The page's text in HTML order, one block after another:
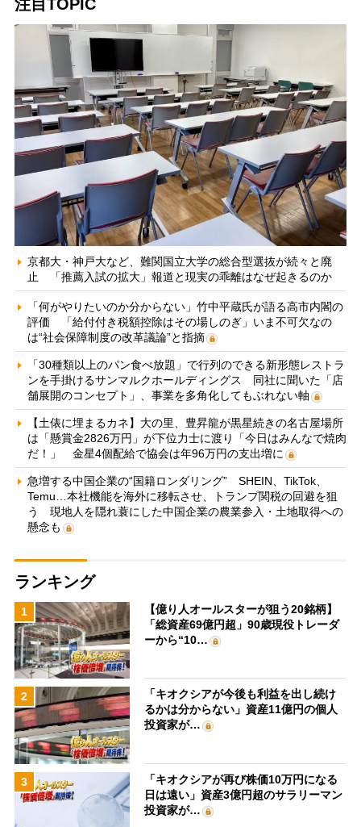
注目TOPIC
京都大・神戸大など、難関国立大学の総合型選抜が続々と廃
止 「推薦入試の拡大」報道と現実の乖離はなぜ起きるのか
「何がやりたいのか分からない」竹中平蔵氏が語る高市内閣の
評価 「給付付き税額控除はその場しのぎ」いま不可欠なの
は“社会保障制度の改革議論”と指摘
「30種類以上のパン食べ放題」で行列のできる新形態レストラ
ンを手掛けるサンマルクホールディングス 同社に聞いた「店
舗展開のコンセプト」、事業を多角化してもぶれない軸
【土俵に埋まるカネ】大の里、豊昇龍が黒星続きの名古屋場所
は「懸賞金2826万円」が下位力士に渡り「今日はみんなで焼肉
だ！」 金星4個配給で協会は年96万円の支出増に
急増する中国企業の“国籍ロンダリング” SHEIN、TikTok、
Temu…本社機能を海外に移転させ、トランプ関税の回避を狙
う 現地人を隠れ蓑にした中国企業の農業参入・土地取得への
懸念も
ランキング
1
【億り人オールスターが狙う20銘柄】
「総資産69億円超」90歳現役トレーダ
ーから“10…
2
「キオクシアが今後も利益を出し続け
るかは分からない」資産11億円の個人
投資家が…
3
「キオクシアが再び株価10万円になる
日は遠い」資産3億円超のサラリーマン
投資家が…